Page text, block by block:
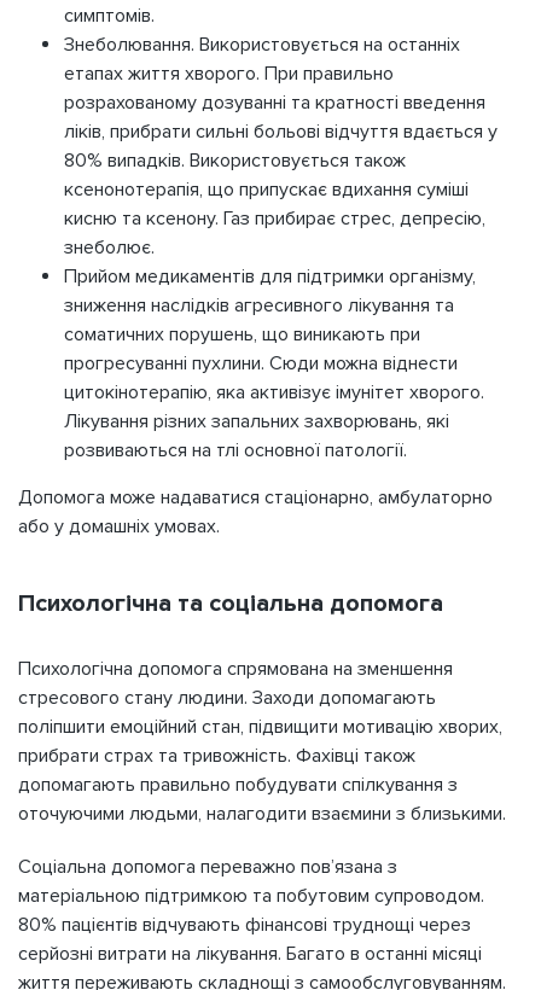
симптомів.
Знеболювання. Використовується на останніх
етапах життя хворого. При правильно
розрахованому дозуванні та кратності введення
ліків, прибрати сильні больові відчуття вдається у
80% випадків. Використовується також
ксенонотерапія, що припускає вдихання суміші
кисню та ксенону. Газ прибирає стрес, депресію,
знеболює.
Прийом медикаментів для підтримки організму,
зниження наслідків агресивного лікування та
соматичних порушень, що виникають при
прогресуванні пухлини. Сюди можна віднести
цитокінотерапію, яка активізує імунітет хворого.
Лікування різних запальних захворювань, які
розвиваються на тлі основної патології.
Допомога може надаватися стаціонарно, амбулаторно
або у домашніх умовах.
Психологічна та соціальна допомога
Психологічна допомога спрямована на зменшення
стресового стану людини. Заходи допомагають
поліпшити емоційний стан, підвищити мотивацію хворих,
прибрати страх та тривожність. Фахівці також
допомагають правильно побудувати спілкування з
оточуючими людьми, налагодити взаємини з близькими.
Соціальна допомога переважно пов’язана з
матеріальною підтримкою та побутовим супроводом.
80% пацієнтів відчувають фінансові труднощі через
серйозні витрати на лікування. Багато в останні місяці
життя переживають складнощі з самообслуговуванням.